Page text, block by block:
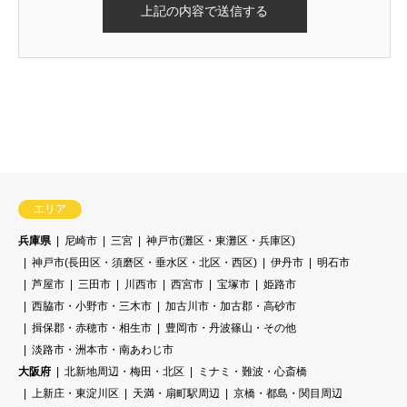
エリア
兵庫県 尼崎市 三宮
神戸市(灘区・東灘区・兵庫区)
神戸市(長田区・須磨区・垂水区・北区・西区)
伊丹市
明石市
芦屋市
三田市 川西市 西宮市 宝塚市
姫路市
西脇市・小野市・三木市
加古川市・加古郡・高砂市
揖保郡・赤穂市・相生市
豊岡市・丹波篠山・その他
淡路市・洲本市・南あわじ市
大阪府
北新地周辺・梅田・北区
ミナミ・難波・心斎橋
上新庄・東淀川区
天満・扇町駅周辺
京橋・都島・関目周辺